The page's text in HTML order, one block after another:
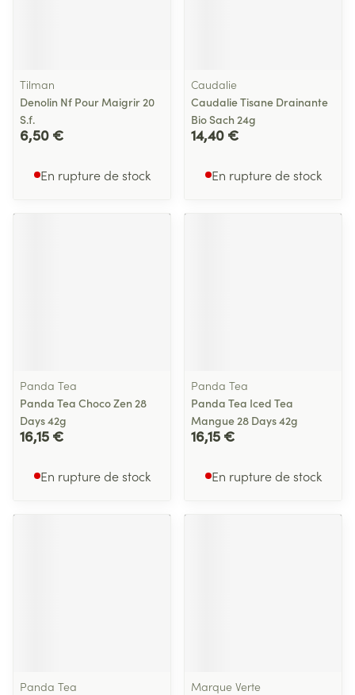
Tilman
Denolin Nf Pour Maigrir 20
S.f.
6,50 €
En rupture de stock
Caudalie
Caudalie Tisane Drainante
Bio Sach 24g
14,40 €
En rupture de stock
Panda Tea
Panda Tea Choco Zen 28
Days 42g
16,15 €
En rupture de stock
Panda Tea
Panda Tea Iced Tea
Mangue 28 Days 42g
16,15 €
En rupture de stock
Panda Tea
Marque Verte